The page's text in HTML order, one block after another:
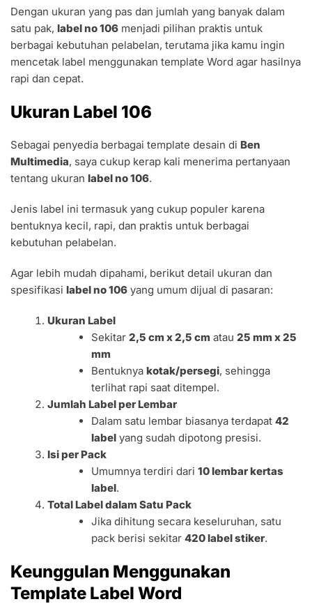
Dengan ukuran yang pas dan jumlah yang banyak dalam
satu pak, label no 106 menjadi pilihan praktis untuk
berbagai kebutuhan pelabelan, terutama jika kamu ingin
mencetak label menggunakan template Word agar hasilnya
rapi dan cepat.
Ukuran Label 106
Sebagai penyedia berbagai template desain di Ben
Multimedia, saya cukup kerap kali menerima pertanyaan
tentang ukuran label no 106.
Jenis label ini termasuk yang cukup populer karena
bentuknya kecil, rapi, dan praktis untuk berbagai
kebutuhan pelabelan.
Agar lebih mudah dipahami, berikut detail ukuran dan
spesifikasi label no 106 yang umum dijual di pasaran:
Ukuran Label
Sekitar 2,5 cm x 2,5 cm atau 25 mm x 25
mm
Bentuknya kotak/persegi, sehingga
terlihat rapi saat ditempel.
Jumlah Label per Lembar
Dalam satu lembar biasanya terdapat 42
labelyang sudah dipotong presisi.
Isi per Pack
Umumnya terdiri dari 10 lembar kertas
label.
Total Label dalam Satu Pack
Jika dihitung secara keseluruhan, satu
pack berisi sekitar 420 label stiker.
Keunggulan Menggunakan
Template Label Word